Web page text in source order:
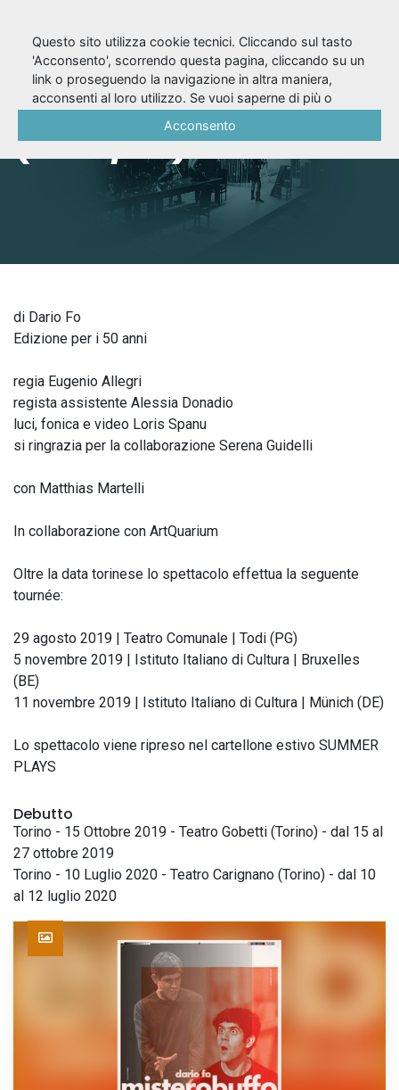
Mistero buffo
(2019/20)
di Dario Fo
Edizione per i 50 anni
regia Eugenio Allegri
regista assistente Alessia Donadio
luci, fonica e video Loris Spanu
si ringrazia per la collaborazione Serena Guidelli
con Matthias Martelli
In collaborazione con ArtQuarium
Oltre la data torinese lo spettacolo effettua la seguente
tournée:
29 agosto 2019 | Teatro Comunale | Todi (PG)
5 novembre 2019 | Istituto Italiano di Cultura | Bruxelles
(BE)
11 novembre 2019 | Istituto Italiano di Cultura | Münich (DE)
Lo spettacolo viene ripreso nel cartellone estivo SUMMER
PLAYS
Debutto
Torino - 15 Ottobre 2019 - Teatro Gobetti (Torino) - dal 15 al
27 ottobre 2019
Torino - 10 Luglio 2020 - Teatro Carignano (Torino) - dal 10
al 12 luglio 2020
Questo sito utilizza cookie tecnici. Cliccando sul tasto
'Acconsento', scorrendo questa pagina, cliccando su un
link o proseguendo la navigazione in altra maniera,
acconsenti al loro utilizzo. Se vuoi saperne di più o
Acconsento